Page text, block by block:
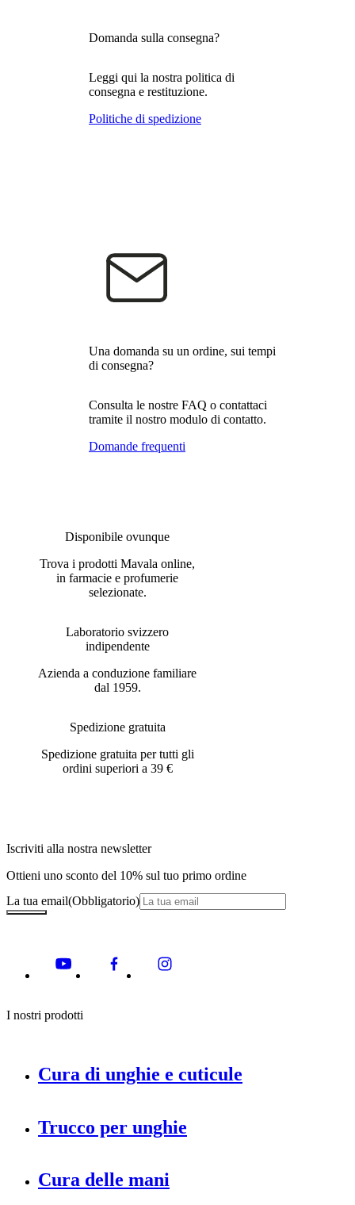
Domanda sulla consegna?
Leggi qui la nostra politica di
consegna e restituzione.
Politiche di spedizione
Una domanda su un ordine, sui tempi
di consegna?
Consulta le nostre FAQ o contattaci
tramite il nostro modulo di contatto.
Domande frequenti
Disponibile ovunque
Trova i prodotti Mavala online,
in farmacie e profumerie
selezionate.
Laboratorio svizzero
indipendente
Azienda a conduzione familiare
dal 1959.
Spedizione gratuita
Spedizione gratuita per tutti gli
ordini superiori a 39 €
Iscriviti alla nostra newsletter
Ottieni uno sconto del 10% sul tuo primo ordine
La tua email(Obbligatorio)
I nostri prodotti
Cura di unghie e cuticule
Trucco per unghie
Cura delle mani